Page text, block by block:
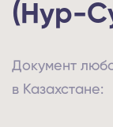
(Нур-
Документ
в Казахстане: